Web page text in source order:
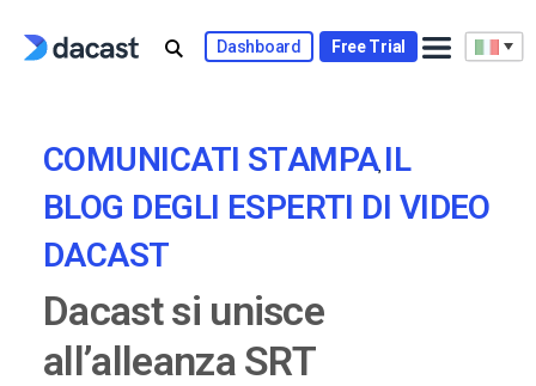
Dashboard Free Trial
COMUNICATI STAMPA, IL
BLOG DEGLI ESPERTI DI VIDEO
DACAST
Dacast si unisce
all’alleanza SRT